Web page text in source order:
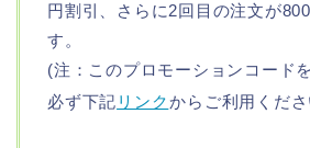
円割引、さらに2回目の注文が
す。
(注：このプロモーションコード
必ず下記 リンクからご利用くださ